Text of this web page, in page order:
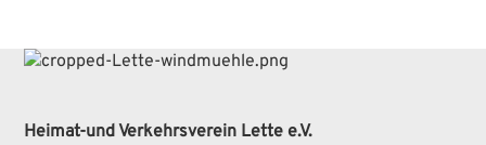
Heimat-und Verkehrsverein Lette e.V.